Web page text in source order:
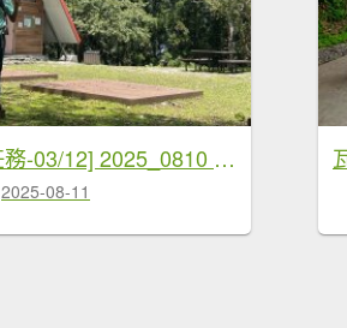
[玉山尋寶任務-03/12] 2025_0810 瓦拉米步道
2025-08-11